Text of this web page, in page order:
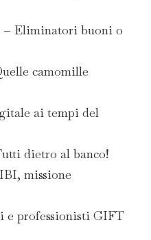
– Eliminatori buoni o
camomille
ai tempi del
dietro al banco!
IBI, missione
e professionisti GIFT